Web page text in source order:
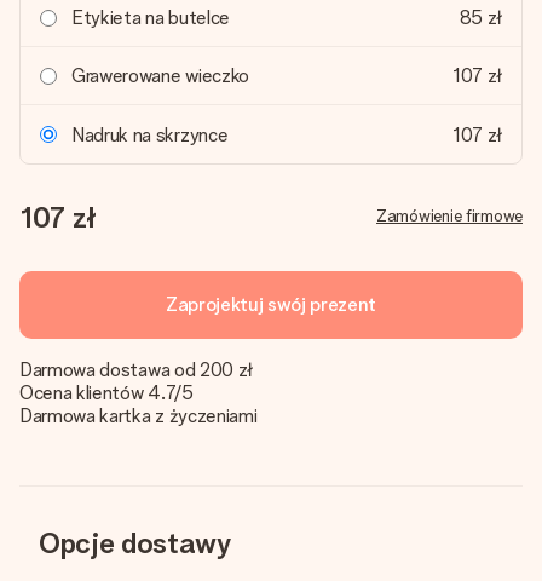
Etykieta na butelce 85 zł
Grawerowane wieczko 107 zł
Nadruk na skrzynce 107 zł
107 zł Zamówienie firmowe
Zaprojektuj swój prezent
Darmowa dostawa od 200 zł
Ocena klientów 4.7/5
Darmowa kartka z życzeniami
Opcje dostawy